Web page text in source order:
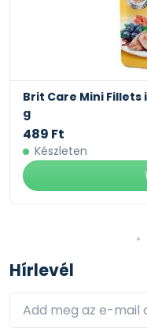
Brit Care Mini Fillets
g
489 Ft
Készleten
Hírlevél